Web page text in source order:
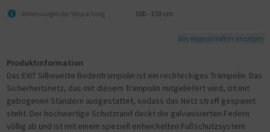
Abmessungen der Verpackung 100 - 150 cm
alle eigenschaften anzeigen
Produktinformation
Das EXIT Silhouette Bodentrampolin ist ein rechteckiges Trampolin. Das
Sicherheitsnetz, das mit diesem Trampolin mitgeliefert wird, ist mit
gebogenen Ständern ausgestattet, sodass das Netz straff gespannt
steht. Der hochwertige Schutzrand deckt die galvanisierten Federn
völlig ab und ist mit einem speziell entwickelten Fußschutzsystem